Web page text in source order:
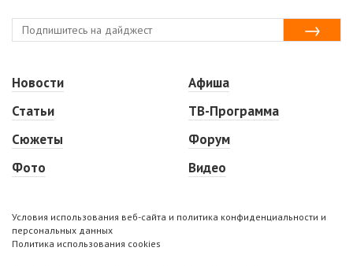
Новости
Статьи
Сюжеты
Фото
Афиша
ТВ-Программа
Форум
Видео
Условия использования веб-сайта и политика конфиденциальности и
персональных данных
Политика использования cookies